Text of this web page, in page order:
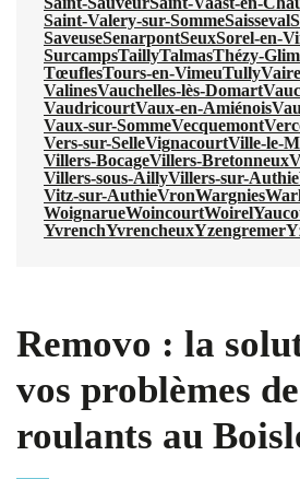
Saint-Valery-sur-SommeSaisseval
SaveuseSenarpontSeuxSorel-en-
SurcampsTaillyTalmasThézy-
TœuflesTours-en-VimeuTully
ValinesVauchelles-lès-Domart
VaudricourtVaux-en-Amiénois
Vaux-sur-SommeVecquemont
Vers-sur-SelleVignacourtVille-le-
Villers-BocageVillers-Bretonneux
Villers-sous-AillyVillers-sur-Authie
Vitz-sur-AuthieVronWargnies
WoignarueWoincourtWoirel
YvrenchYvrencheuxYzengremer
Removo : la
vos problèmes
roulants au